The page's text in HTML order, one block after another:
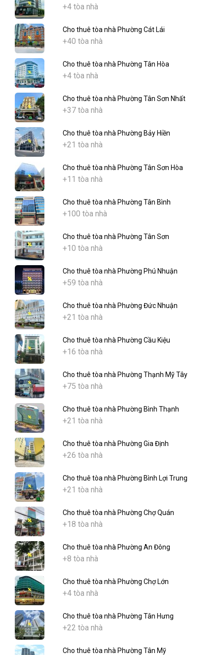
+4 tòa nhà
Cho thuê tòa nhà Phường Cát Lái
+40 tòa nhà
Cho thuê tòa nhà Phường Tân Hòa
+4 tòa nhà
Cho thuê tòa nhà Phường Tân Sơn Nhất
+37 tòa nhà
Cho thuê tòa nhà Phường Bảy Hiền
+21 tòa nhà
Cho thuê tòa nhà Phường Tân Sơn Hòa
+11 tòa nhà
Cho thuê tòa nhà Phường Tân Bình
+100 tòa nhà
Cho thuê tòa nhà Phường Tân Sơn
+10 tòa nhà
Cho thuê tòa nhà Phường Phú Nhuận
+59 tòa nhà
Cho thuê tòa nhà Phường Đức Nhuận
+21 tòa nhà
Cho thuê tòa nhà Phường Cầu Kiệu
+16 tòa nhà
Cho thuê tòa nhà Phường Thạnh Mỹ Tây
+75 tòa nhà
Cho thuê tòa nhà Phường Bình Thạnh
+21 tòa nhà
Cho thuê tòa nhà Phường Gia Định
+26 tòa nhà
Cho thuê tòa nhà Phường Bình Lợi Trung
+21 tòa nhà
Cho thuê tòa nhà Phường Chợ Quán
+18 tòa nhà
Cho thuê tòa nhà Phường An Đông
+8 tòa nhà
Cho thuê tòa nhà Phường Chợ Lớn
+4 tòa nhà
Cho thuê tòa nhà Phường Tân Hưng
+22 tòa nhà
Cho thuê tòa nhà Phường Tân Mỹ